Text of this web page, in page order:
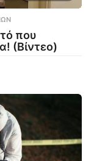
που
(Βίντεο)